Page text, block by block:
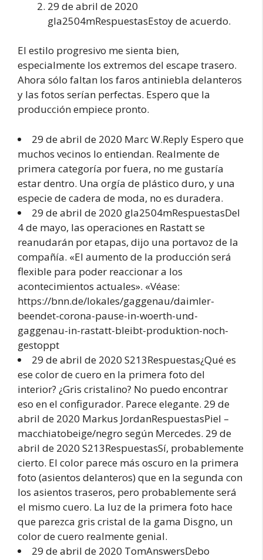
29 de abril de 2020
gla2504mRespuestasEstoy de acuerdo.
El estilo progresivo me sienta bien,
especialmente los extremos del escape trasero.
Ahora sólo faltan los faros antiniebla delanteros
y las fotos serían perfectas. Espero que la
producción empiece pronto.
29 de abril de 2020 Marc W.Reply Espero que
muchos vecinos lo entiendan. Realmente de
primera categoría por fuera, no me gustaría
estar dentro. Una orgía de plástico duro, y una
especie de cadera de moda, no es duradera.
29 de abril de 2020 gla2504mRespuestasDel
4 de mayo, las operaciones en Rastatt se
reanudarán por etapas, dijo una portavoz de la
compañía. «El aumento de la producción será
flexible para poder reaccionar a los
acontecimientos actuales». «Véase:
https://bnn.de/lokales/gaggenau/daimler-
beendet-corona-pause-in-woerth-und-
gaggenau-in-rastatt-bleibt-produktion-noch-
gestoppt
29 de abril de 2020 S213Respuestas¿Qué es
ese color de cuero en la primera foto del
interior? ¿Gris cristalino? No puedo encontrar
eso en el configurador. Parece elegante. 29 de
abril de 2020 Markus JordanRespuestasPiel –
macchiatobeige/negro según Mercedes. 29 de
abril de 2020 S213RespuestasSí, probablemente
cierto. El color parece más oscuro en la primera
foto (asientos delanteros) que en la segunda con
los asientos traseros, pero probablemente será
el mismo cuero. La luz de la primera foto hace
que parezca gris cristal de la gama Disgno, un
color de cuero realmente genial.
29 de abril de 2020 TomAnswersDebo